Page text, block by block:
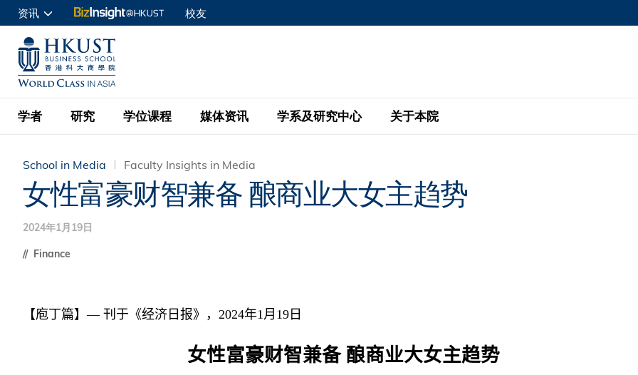
MORE ABOUT HKUST
UNIVERSITY NEWS
MAP & DIRECTIONS
资讯
申请入读
商学院学生
企业访客
教职员
校友
学者
学者名录
按学者英文姓氏排列
研究
BizInsight@HKUST
Research Focus Areas
Global Trade, Supply Chains and Business
Sustainability
Innovation and Entrepreneurship
Leadership and Behavioral Decision-making
学位课程
本科学士
经济学理学硕士课程
金融学理学硕士课程
工商管理博士
媒体资讯
最新信息
HKUST Business Review
学系及研究中心
学系
会计学
管理学
金乐琦亚洲家族企业与家族办公室研
关于本院
院长的话
学院行政
排名和认证
School in Media Faculty Insights in Media
女性富豪财智兼备 酿商业大女主趋势
2024年1月19日
Finance
【庖丁篇】— 刊于《经济日报》， 2024年1月 19 日
女性富豪财智兼备 酿商业大女主趋势